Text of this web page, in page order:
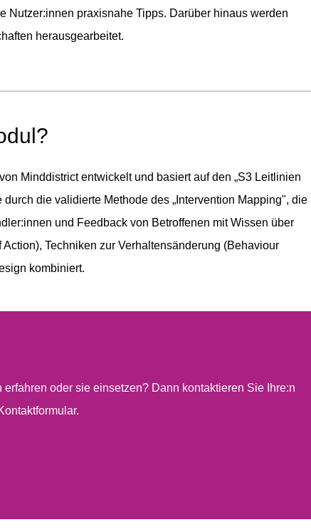
Nutzer:innen praxisnahe Tipps. Darüber hinaus werden
herausgearbeitet.
Minddistrict entwickelt und basiert auf den „S3 Leitlinien
die validierte Methode des „Intervention Mapping", die
und Feedback von Betroffenen mit Wissen über
Techniken zur Verhaltensänderung (Behaviour
kombiniert.
oder sie einsetzen? Dann kontaktieren Sie Ihre:n